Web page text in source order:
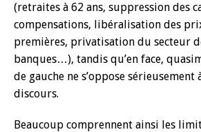
(retraites à 62 ans, suppression des
compensations, libéralisation des
premières, privatisation du secteur
banques…), tandis qu’en face,
de gauche ne s’oppose sérieusement
discours.
Beaucoup comprennent ainsi les